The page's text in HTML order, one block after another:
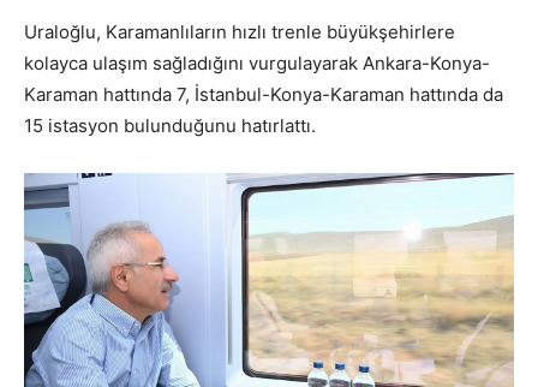
Uraloğlu, Karamanlıların hızlı trenle büyükşehirlere
kolayca ulaşım sağladığını vurgulayarak Ankara-Konya-
Karaman hattında 7, İstanbul-Konya-Karaman hattında da
15 istasyon bulunduğunu hatırlattı.